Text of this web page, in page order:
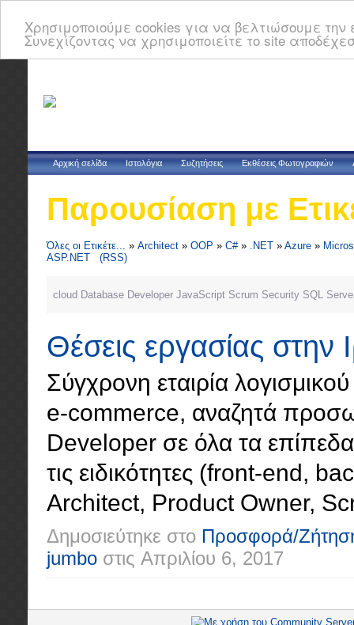
Χρησιμοποιούμε cookies για να βελτιώσουμε
Συνεχίζοντας να χρησιμοποιείτε το site
Αρχική σελίδα Ιστολόγια Συζητήσεις Εκθέσεις Φωτογραφιών
Παρουσίαση με
Όλες οι Ετικέτε... » Architect » OOP » C#» .NET » Azure »
ASP.NET
(RSS)
cloud Database Developer JavaScript Scrum Security SQL
Θέσεις εργασίας στην
Σύγχρονη εταιρία
e-commerce, αναζητά
Developer σε όλα τα
τις ειδικότητες (front-end,
Architect, Product Owner,
Δημοσιεύτηκε στο Προσφορά/
jumbo στις Απριλίου 6, 2017